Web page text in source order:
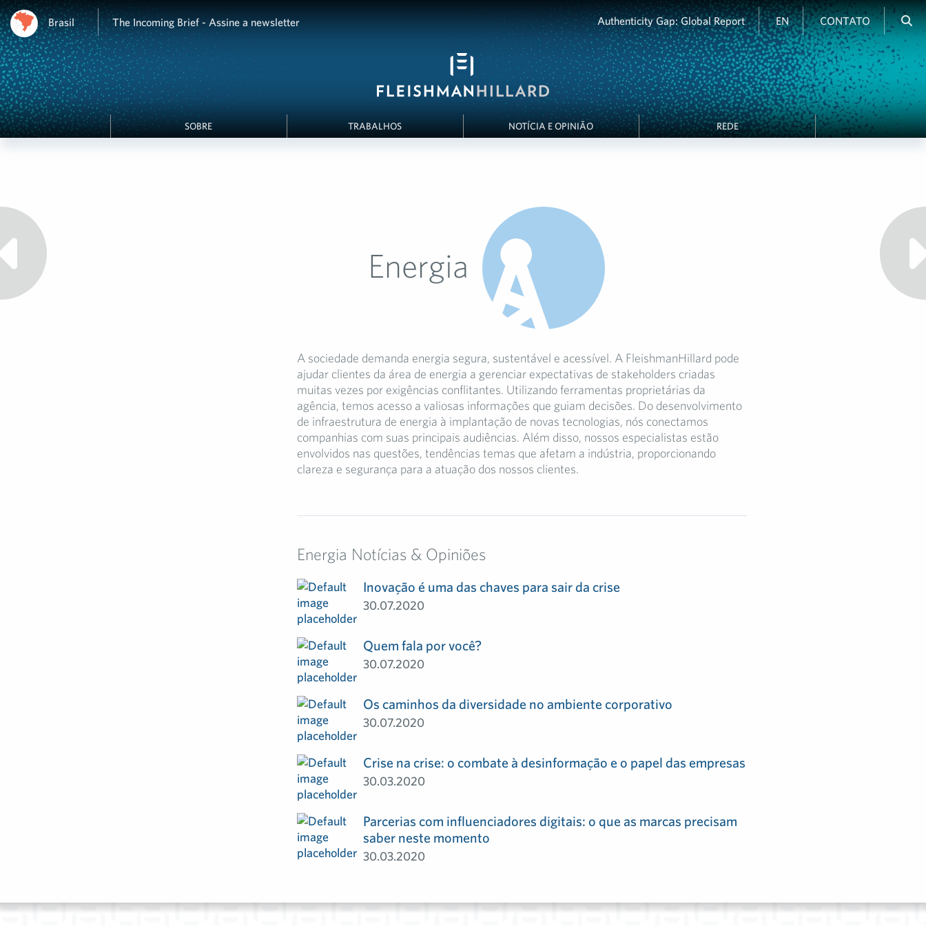
Brasil The Incoming Brief - Assine a newsletter Authenticity Gap: Global Report EN CONTATO
SOBRE TRABALHOS NOTÍCIA E OPINIÃO REDE
Energia
A sociedade demanda energia segura, sustentável e acessível. A FleishmanHillard pode
ajudar clientes da área de energia a gerenciar expectativas de stakeholders criadas
muitas vezes por exigências conflitantes. Utilizando ferramentas proprietárias da
agência, temos acesso a valiosas informações que guiam decisões. Do desenvolvimento
de infraestrutura de energia à implantação de novas tecnologias, nós conectamos
companhias com suas principais audiências. Além disso, nossos especialistas estão
envolvidos nas questões, tendências temas que afetam a indústria, proporcionando
clareza e segurança para a atuação dos nossos clientes.
Energia Notícias & Opiniões
Inovação é uma das chaves para sair da crise
30.07.2020
Quem fala por você?
30.07.2020
Os caminhos da diversidade no ambiente corporativo
30.07.2020
Crise na crise: o combate à desinformação e o papel das empresas
30.03.2020
Parcerias com influenciadores digitais: o que as marcas precisam
saber neste momento
30.03.2020